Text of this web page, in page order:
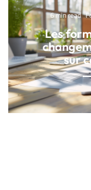
6 min read
Les
sur